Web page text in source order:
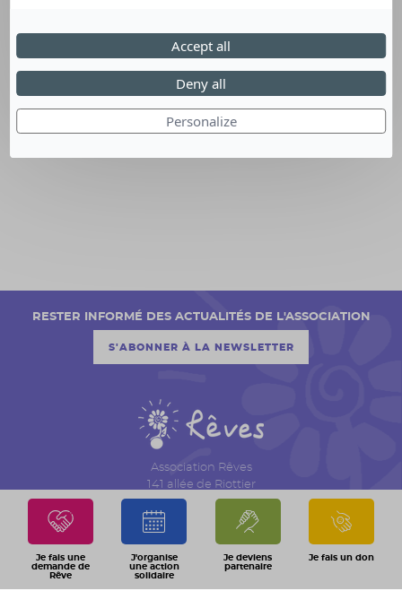
Je fais une
demande de
Rêve
J'organise
une action
solidaire
Je deviens
partenaire
Je fais un don
Association Rêves
141 allée de Riottier
CS 7007 – Limas
69651 Villefranche sur Saône Cedex
04 74 06 30 00
RESTER INFORMÉ DES ACTUALITÉS DE L'ASSOCIATION
S'ABONNER À LA NEWSLETTER
Personalize
Deny all
Accept all